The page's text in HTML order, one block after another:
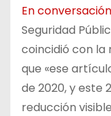
En
Seguridad
coincidió con la
que «ese
de 2020, y este
reducción